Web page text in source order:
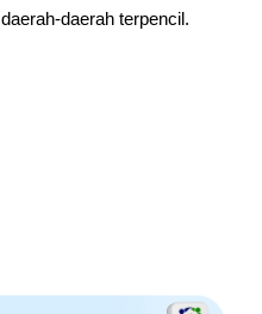
daerah terpencil.